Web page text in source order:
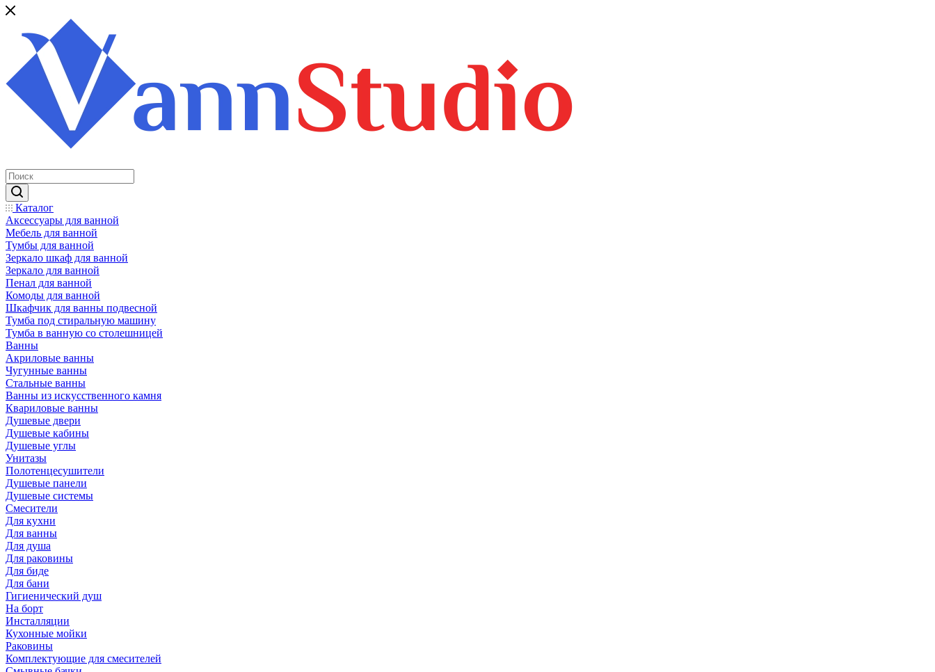
Каталог
Аксессуары для ванной
Мебель для ванной
Тумбы для ванной
Зеркало шкаф для ванной
Зеркало для ванной
Пенал для ванной
Комоды для ванной
Шкафчик для ванны подвесной
Тумба под стиральную машину
Тумба в ванную со столешницей
Ванны
Акриловые ванны
Чугунные ванны
Стальные ванны
Ванны из искусственного камня
Квариловые ванны
Душевые двери
Душевые кабины
Душевые углы
Унитазы
Полотенцесушители
Душевые панели
Душевые системы
Смесители
Для кухни
Для ванны
Для душа
Для раковины
Для биде
Для бани
Гигиенический душ
На борт
Инсталляции
Кухонные мойки
Раковины
Комплектующие для смесителей